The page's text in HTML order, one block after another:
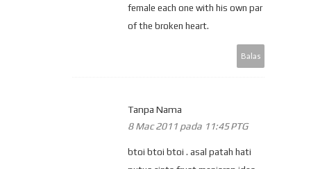
female each one with his own par
of the broken heart.
Balas
Tanpa Nama
8 Mac 2011 pada 11:45 PTG
btoi btoi btoi . asal patah hati